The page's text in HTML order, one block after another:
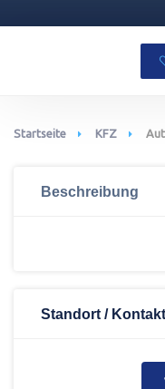
Startseite KFZ
Beschreibung
Standort / Kontakt